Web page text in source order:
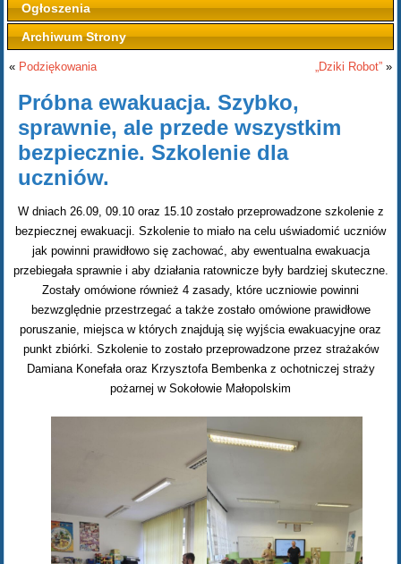
Ogłoszenia
Archiwum Strony
« Podziękowania „Dziki Robot”»
Próbna ewakuacja. Szybko,
sprawnie, ale przede wszystkim
bezpiecznie. Szkolenie dla
uczniów.
W dniach 26.09, 09.10 oraz 15.10 zostało przeprowadzone szkolenie z
bezpiecznej ewakuacji. Szkolenie to miało na celu uświadomić uczniów
jak powinni prawidłowo się zachować, aby ewentualna ewakuacja
przebiegała sprawnie i aby działania ratownicze były bardziej skuteczne.
Zostały omówione również 4 zasady, które uczniowie powinni
bezwzględnie przestrzegać a także zostało omówione prawidłowe
poruszanie, miejsca w których znajdują się wyjścia ewakuacyjne oraz
punkt zbiórki. Szkolenie to zostało przeprowadzone przez strażaków
Damiana Konefała oraz Krzysztofa Bembenka z ochotniczej straży
pożarnej w Sokołowie Małopolskim